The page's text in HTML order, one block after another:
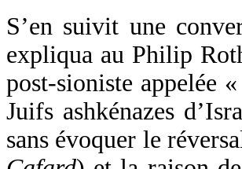
S’en suivit une
expliqua au Philip
post-sioniste appelée
Juifs ashkénazes
sans évoquer le